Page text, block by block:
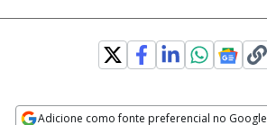
Adicione como fonte preferencial no Google